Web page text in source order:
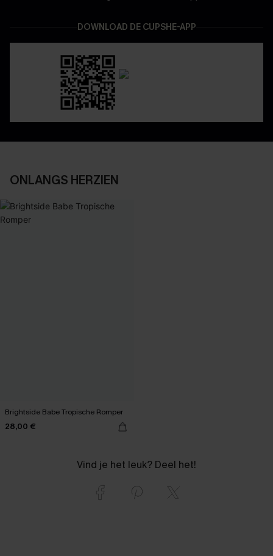
DOWNLOAD DE CUPSHE-APP
ONLANGS HERZIEN
Brightside Babe Tropische Romper
28,00 €
Vind je het leuk? Deel het!